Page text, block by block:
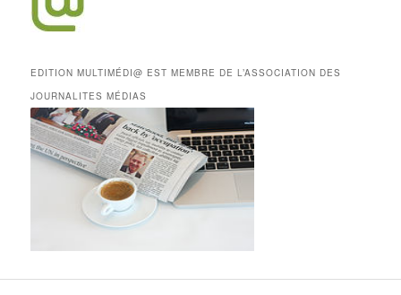
EDITION MULTIMÉDI@ EST MEMBRE DE L’ASSOCIATION DES
JOURNALITES MÉDIAS